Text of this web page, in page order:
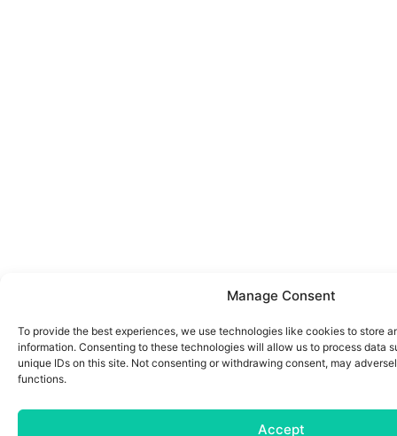
Manage Consent
To provide the best experiences, we use technologies like cookies to store
information. Consenting to these technologies will allow us to process data
unique IDs on this site. Not consenting or withdrawing consent, may
functions.
Accept